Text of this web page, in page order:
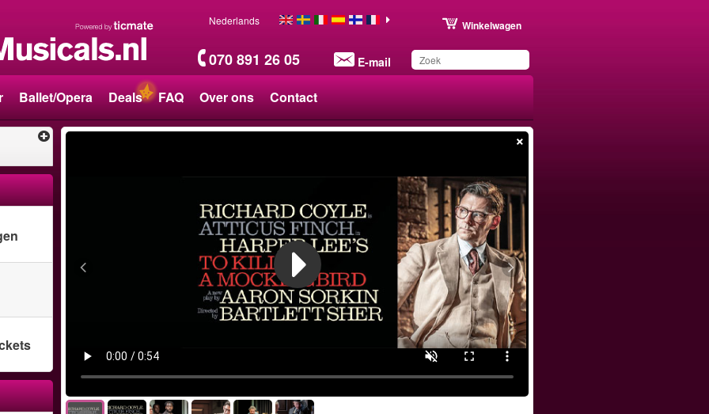
070 891 26 05 E-mail
Winkelwagen
Nederlands
Ballet/Opera Deals FAQ Over ons Contact
wensenlijst.
×